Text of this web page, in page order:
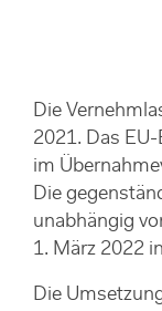
Die
2021. Das
im
Die
unabhängig
1. März 2022
Die